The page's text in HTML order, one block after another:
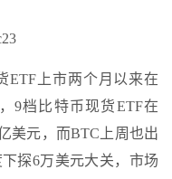
ETF上市两个月以来在
9档比特币现货ETF在
美元，而BTC上周也出
探6万美元大关，市场